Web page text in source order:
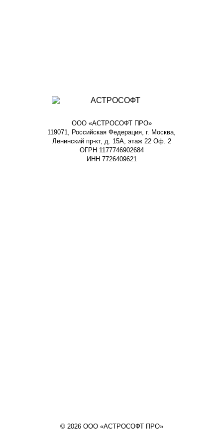
ООО «АСТРОСОФТ ПРО»
119071, Российская Федерация, г. Москва,
Ленинский пр-кт, д. 15А, этаж 22 Оф. 2
ОГРН 1177746902684
ИНН 7726409621
© 2026 ООО «АСТРОСОФТ ПРО»